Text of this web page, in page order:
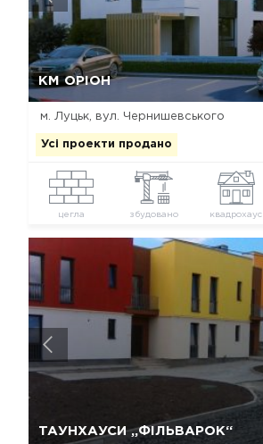
КМ ОРІОН
м. Луцьк, вул. Чернишевського
Усі проекти продано
цегла збудовано квадрохаус
Так, видалити Відміна
ТАУНХАУСИ „ФІЛЬВАРОК“
Так, видалити Відміна